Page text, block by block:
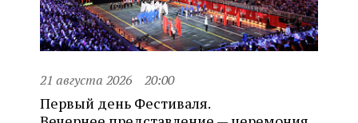
21 августа 2026 20:00
Первый день Фестиваля.